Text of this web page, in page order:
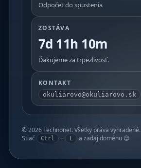
Odpočet do spustenia
ZOSTÁVA
7d 11h 10m
Ďakujeme za trpezlivosť.
KONTAKT
okuliarovo@okuliarovo.sk
©2026Technonet. Všetky práva vyhradené.
Stlač
Ctrl + L a zadaj doménu 😊